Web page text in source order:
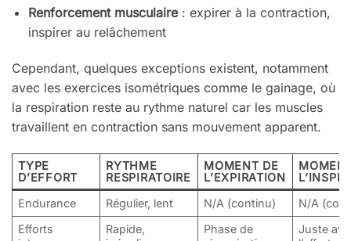
Renforcement musculaire: expirer à la contraction,
inspirer au relâchement
Cependant, quelques exceptions existent, notamment
avec les exercices isométriques comme le gainage, où
la respiration reste au rythme naturel car les muscles
travaillent en contraction sans mouvement apparent.
TYPE
D’EFFORT
RYTHME
RESPIRATOIRE
MOMENT DE
L’EXPIRATION
Endurance
Régulier, lent N/A (continu)
N/A
Efforts
Rapide,
Phase de
Juste